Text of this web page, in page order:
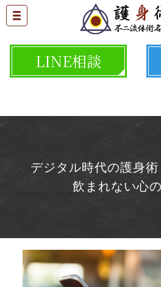
LINE相談
デジタル時代の護身
飲まれない心